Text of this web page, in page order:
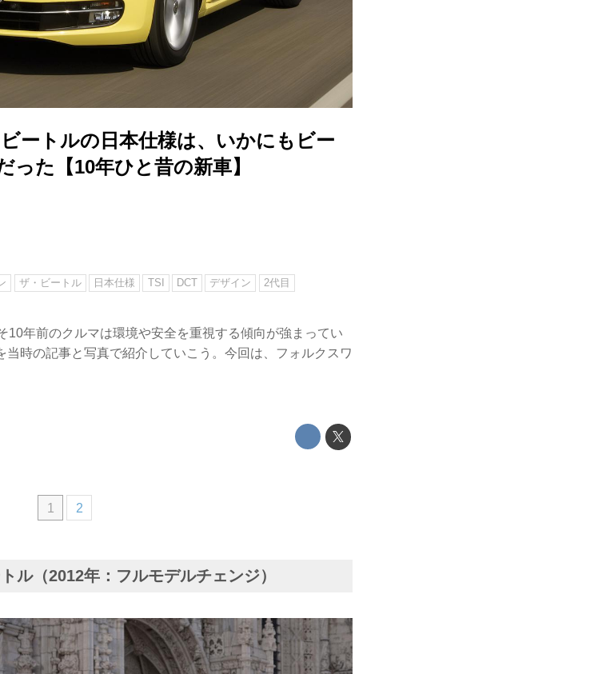
ートルの日本仕様は、いかにもビー
った【10年ひと昔の新車】
ザ・ビートル 日本仕様 TSI DCT デザイン 2代目
10年前のクルマは環境や安全を重視する傾向が強まってい
時の記事と写真で紹介していこう。今回は、フォルクスワ
1 2
ル（2012年：フルモデルチェンジ）